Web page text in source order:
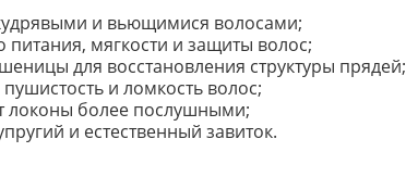
и вьющимися волосами;
мягкости и защиты волос;
для восстановления структуры прядей;
и ломкость волос;
локоны более послушными;
и естественный завиток.